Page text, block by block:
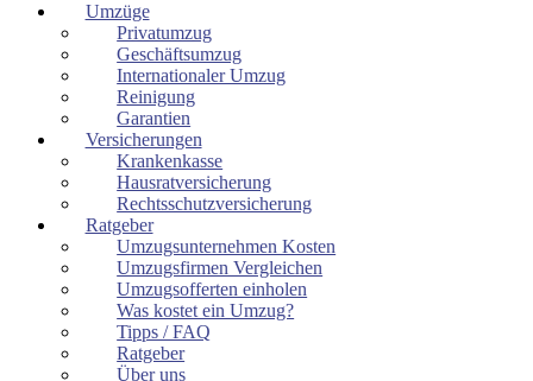
Umzüge
Privatumzug
Geschäftsumzug
Internationaler Umzug
Reinigung
Garantien
Versicherungen
Krankenkasse
Hausratversicherung
Rechtsschutzversicherung
Ratgeber
Umzugsunternehmen Kosten
Umzugsfirmen Vergleichen
Umzugsofferten einholen
Was kostet ein Umzug?
Tipps / FAQ
Ratgeber
Über uns